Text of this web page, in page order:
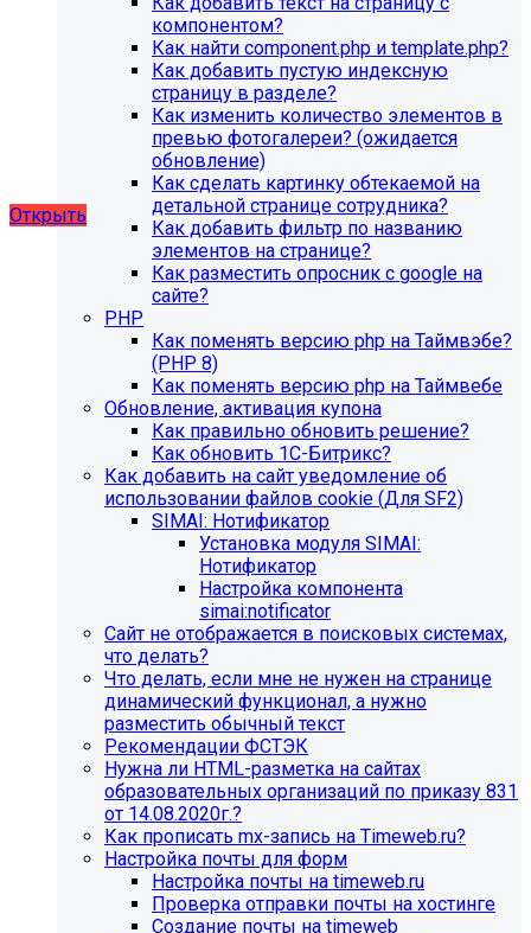
благотворительного фонда, SIMAI: Сайт детского сада,
SIMAI: Сайт компании, SIMAI: Сайт конференции, SIMAI:
Сайт медицинской организации, SIMAI: Сайт
музыкальной школы, SIMAI: Сайт РЖД медицина, SIMAI:
Сайт санатория, SIMAI: Сайт сельского поселения, SIMAI:
Сайт совета муниципальных образований, SIMAI: Сайт
спортивной школы, SIMAI: Сайт управления делами,
SIMAI: Сайт учебного центра, SIMAI: Сайт
художественной школы, SIMAI: Сайт школы
Открыть
компонентом?
Как найти component.php и template.php?
Как добавить пустую индексную
страницу в разделе?
Как изменить количество элементов в
превью фотогалереи? (ожидается
обновление)
Как сделать картинку обтекаемой на
детальной странице сотрудника?
Как добавить фильтр по названию
элементов на странице?
Как разместить опросник с google на
сайте?
PHP
Как поменять версию php на Таймвэбе?
(PHP 8)
Как поменять версию php на Таймвебе
Обновление, активация купона
Как правильно обновить решение?
Как обновить 1С-Битрикс?
Как добавить на сайт уведомление об
использовании файлов cookie (Для SF2)
SIMAI: Нотификатор
Установка модуля SIMAI:
Нотификатор
Настройка компонента
simai:notificator
Сайт не отображается в поисковых системах,
что делать?
Что делать, если мне не нужен на странице
динамический функционал, а нужно
разместить обычный текст
Рекомендации ФСТЭК
Нужна ли HTML-разметка на сайтах
образовательных организаций по приказу 831
от 14.08.2020г.?
Как прописать mx-запись на Timeweb.ru?
Настройка почты для форм
Настройка почты на timeweb.ru
Проверка отправки почты на хостинге
Создание почты на timeweb